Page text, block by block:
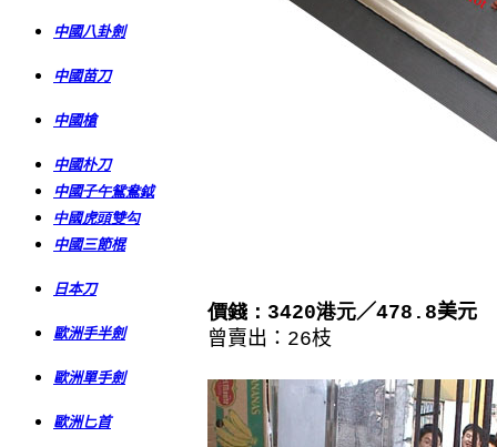
中國八卦劍
中國苗刀
中國槍
中國朴刀
中國子午鴛鴦鉞
中國虎頭雙勾
中國三節棍
日本刀
歐洲手半劍
歐洲單手劍
歐洲匕首
價錢：3420港元／478.8美元
曾賣出： 26枝